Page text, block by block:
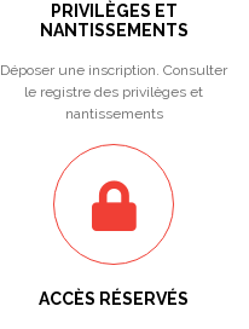
PRIVILÈGES ET
NANTISSEMENTS
Déposer une inscription. Consulter
le registre des privilèges et
nantissements
ACCÈS RÉSERVÉS